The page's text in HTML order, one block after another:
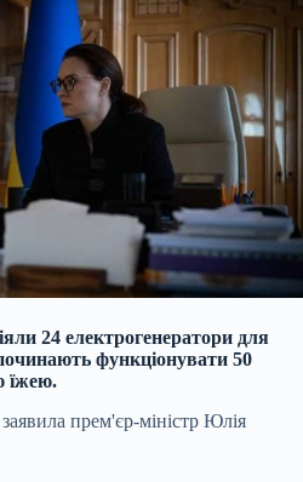
24 електрогенератори для
функціонувати 50
їжею.
прем'єр-міністр Юлія